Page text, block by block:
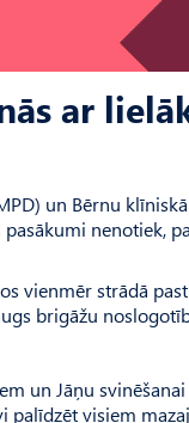
ar
un Bērnu
nenotiek,
vienmēr strādā
brigāžu
un Jāņu
visiem